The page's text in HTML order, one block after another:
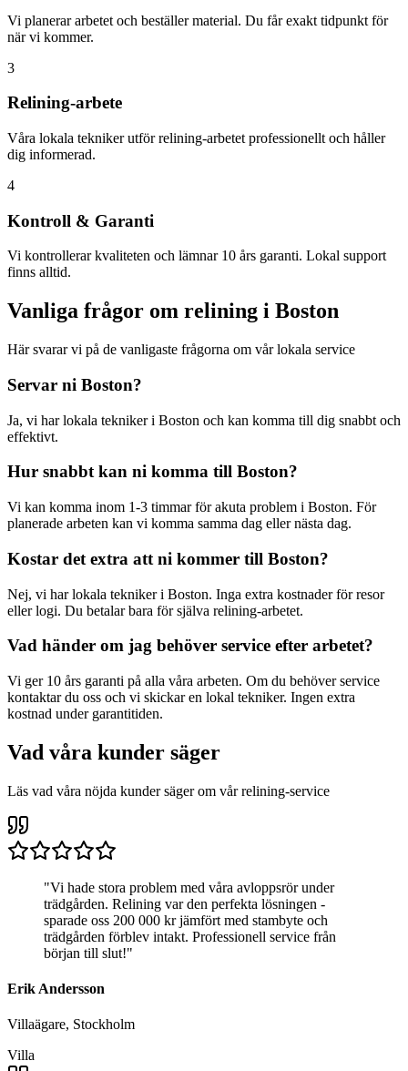
Vi planerar arbetet och beställer material. Du får exakt tidpunkt för
när vi kommer.
3
Relining-arbete
Våra lokala tekniker utför relining-arbetet professionellt och håller
dig informerad.
4
Kontroll & Garanti
Vi kontrollerar kvaliteten och lämnar 10 års garanti. Lokal support
finns alltid.
Vanliga frågor om relining i Boston
Här svarar vi på de vanligaste frågorna om vår lokala service
Servar ni Boston?
Ja, vi har lokala tekniker i Boston och kan komma till dig snabbt och
effektivt.
Hur snabbt kan ni komma till Boston?
Vi kan komma inom 1-3 timmar för akuta problem i Boston. För
planerade arbeten kan vi komma samma dag eller nästa dag.
Kostar det extra att ni kommer till Boston?
Nej, vi har lokala tekniker i Boston. Inga extra kostnader för resor
eller logi. Du betalar bara för själva relining-arbetet.
Vad händer om jag behöver service efter arbetet?
Vi ger 10 års garanti på alla våra arbeten. Om du behöver service
kontaktar du oss och vi skickar en lokal tekniker. Ingen extra
kostnad under garantitiden.
Vad våra kunder säger
Läs vad våra nöjda kunder säger om vår relining-service
"Vi hade stora problem med våra avloppsrör under
trädgården. Relining var den perfekta lösningen -
sparade oss 200 000 kr jämfört med stambyte och
trädgården förblev intakt. Professionell service från
början till slut!"
Erik Andersson
Villaägare, Stockholm
Villa